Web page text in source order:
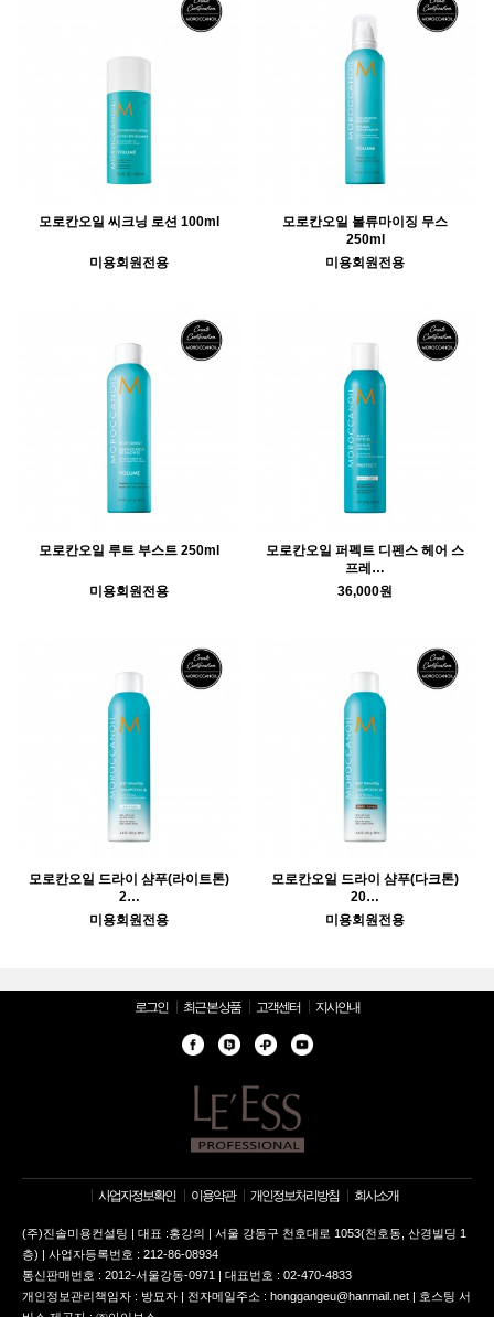
모로칸오일 씨크닝 로션 100ml
미용회원전용
모로칸오일 볼류마이징 무스
250ml
미용회원전용
모로칸오일 루트 부스트 250ml
미용회원전용
모로칸오일 퍼펙트 디펜스 헤어 스
프레…
36,000원
모로칸오일 드라이 샴푸(라이트톤)
2…
미용회원전용
모로칸오일 드라이 샴푸(다크톤)
20…
미용회원전용
로그인 최근 본 상품 고객센터 지사안내
사업자정보확인 이용약관 개인정보처리방침 회사소개
(주)진솔미용컨설팅 | 대표 :홍강의 | 서울 강동구 천호대로 1053(천호동, 산경빌딩 1
층) | 사업자등록번호 : 212-86-08934
통신판매번호 : 2012-서울강동-0971 | 대표번호 : 02-470-4833
개인정보관리책임자 : 방묘자 | 전자메일주소 : honggangeu@hanmail.net | 호스팅 서